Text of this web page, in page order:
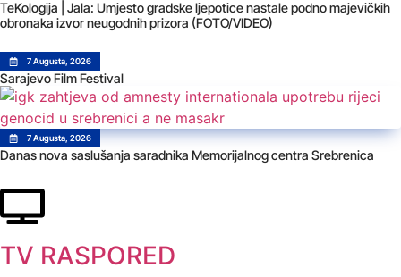
TeKologija | Jala: Umjesto gradske ljepotice nastale podno majevičkih
obronaka izvor neugodnih prizora (FOTO/VIDEO)
7 Augusta, 2026
Sarajevo Film Festival
7 Augusta, 2026
Danas nova saslušanja saradnika Memorijalnog centra Srebrenica
TV RASPORED